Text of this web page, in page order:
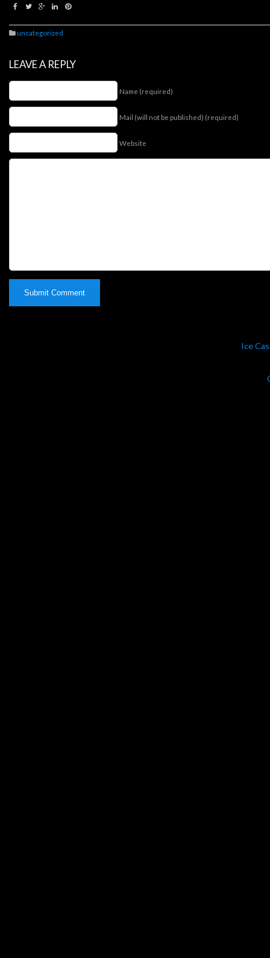
uncategorized
LEAVE A REPLY
Name (required)
Mail (will not be published) (required)
Website
Ice